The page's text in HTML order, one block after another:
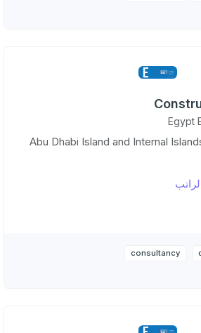
Egypt
Abu Dhabi Island and Internal
consultancy